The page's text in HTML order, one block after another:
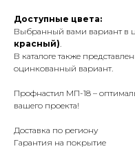
Доступные цвета:
Выбранный вами вариант в
красный).
В каталоге также
оцинкованный вариант.
Профнастил МП-18 –
вашего проекта!
Доставка по региону
Гарантия на покрытие